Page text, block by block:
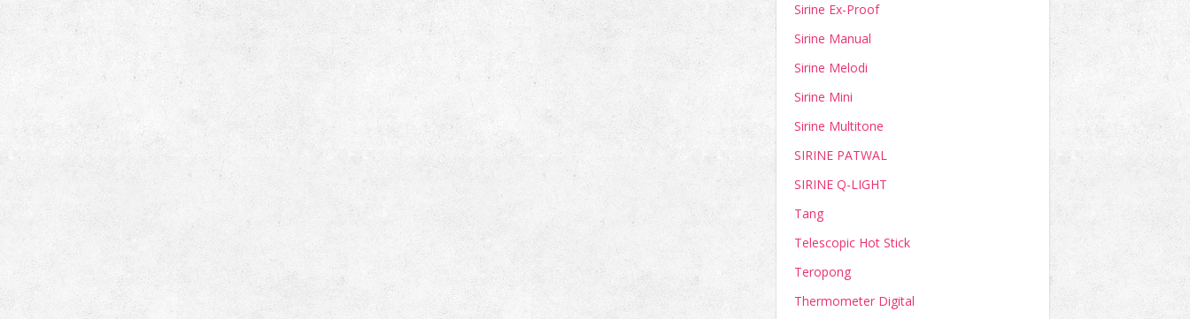
Sirine Ex-Proof
Sirine Manual
Sirine Melodi
Sirine Mini
Sirine Multitone
SIRINE PATWAL
SIRINE Q-LIGHT
Tang
Telescopic Hot Stick
Teropong
Thermometer Digital